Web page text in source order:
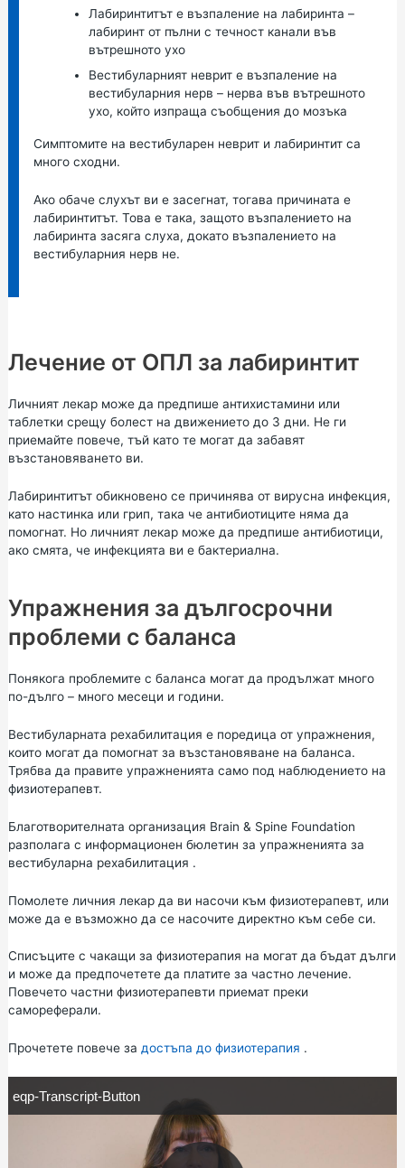
Лабиринтитът е възпаление на лабиринта –
лабиринт от пълни с течност канали във
вътрешното ухо
Вестибуларният неврит е възпаление на
вестибуларния нерв – нерва във вътрешното
ухо, който изпраща съобщения до мозъка
Симптомите на вестибуларен неврит и лабиринтит са
много сходни.
Ако обаче слухът ви е засегнат, тогава причината е
лабиринтитът. Това е така, защото възпалението на
лабиринта засяга слуха, докато възпалението на
вестибуларния нерв не.
Лечение от ОПЛ за лабиринтит
Личният лекар може да предпише антихистамини или
таблетки срещу болест на движението до 3 дни. Не ги
приемайте повече, тъй като те могат да забавят
възстановяването ви.
Лабиринтитът обикновено се причинява от вирусна инфекция,
като настинка или грип, така че антибиотиците няма да
помогнат. Но личният лекар може да предпише антибиотици,
ако смята, че инфекцията ви е бактериална.
Упражнения за дългосрочни
проблеми с баланса
Понякога проблемите с баланса могат да продължат много
по-дълго – много месеци и години.
Вестибуларната рехабилитация е поредица от упражнения,
които могат да помогнат за възстановяване на баланса.
Трябва да правите упражненията само под наблюдението на
физиотерапевт.
Благотворителната организация Brain & Spine Foundation
разполага с информационен бюлетин за упражненията за
вестибуларна рехабилитация .
Помолете личния лекар да ви насочи към физиотерапевт, или
може да е възможно да се насочите директно към себе си.
Списъците с чакащи за физиотерапия на могат да бъдат дълги
и може да предпочетете да платите за частно лечение.
Повечето частни физиотерапевти приемат преки
самореферали.
Прочетете повече за достъпа до физиотерапия .
eeqp-Transcript-Button